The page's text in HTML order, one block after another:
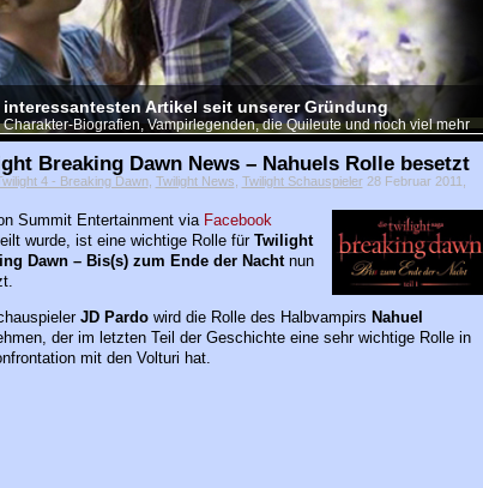
Artikel seit unserer Gründung
Biografien, Vampirlegenden, die Quileute und noch viel mehr
Breaking Dawn News – Nahuels Rolle besetzt
4 - Breaking Dawn, Twilight News Twilight Schauspieler28 Februar 2011,
Summit Entertainment via Facebook
wurde, ist eine wichtige Rolle fürTwilight
Dawn – Bis(s) zum Ende der Nachtnun
JD Pardowird die Rolle des Halbvampirs Nahuel
der im letzten Teil der Geschichte eine sehr wichtige Rolle in
mit den Volturi hat.